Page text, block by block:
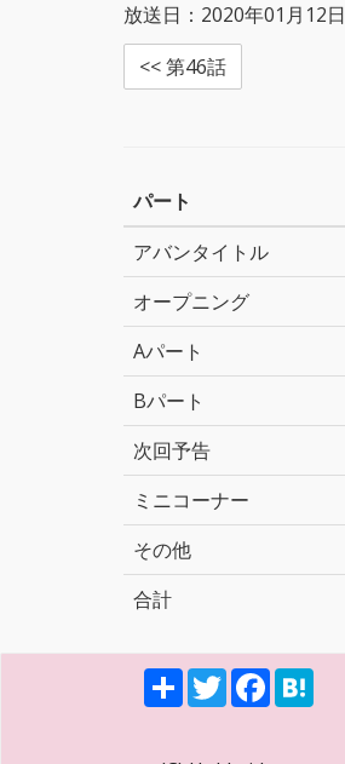
放送日：2020年01月12日
<< 第46話
パート
アバンタイトル
オープニング
Aパート
Bパート
次回予告
ミニコーナー
その他
合計
S
h
T
w
F
a